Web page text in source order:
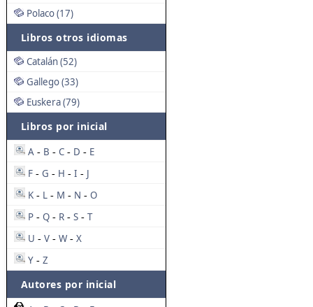
Polaco (17)
Libros otros idiomas
Catalán (52)
Gallego (33)
Euskera (79)
Libros por inicial
A - B - C - D - E
F - G - H - I - J
K - L - M - N - O
P - Q - R - S - T
U - V - W - X
Y - Z
Autores por inicial